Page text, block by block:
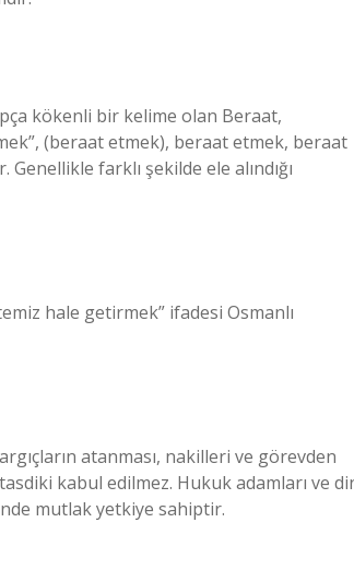
kökenli bir kelime olan Beraat,
(beraat etmek), beraat etmek, beraat
farklı şekilde ele alındığı
hale getirmek” ifadesi Osmanlı
atanması, nakilleri ve görevden
kabul edilmez. Hukuk adamları ve
mutlak yetkiye sahiptir.